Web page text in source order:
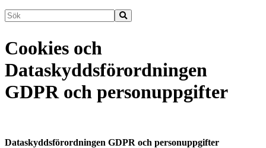
Cookies och
Dataskyddsförordningen
GDPR och personuppgifter
Dataskyddsförordningen GDPR och personuppgifter